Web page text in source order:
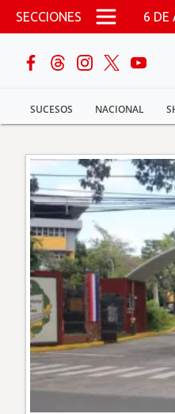
Pasar al contenido principal
SECCIONES 6 DE
SUCESOS NACIONAL
buscar
Sucesos
Nacional
Política
Show
Deportes
Mundo
Insólitas